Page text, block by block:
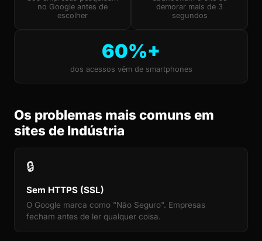
no Google antes de
escolher
demorar mais de 3
segundos
60%+
dos acessos vêm de smartphones
Os problemas mais comuns em
sites de Indústria
🔒
Sem HTTPS (SSL)
O Google marca como "Não Seguro". Empresas
fecham antes de ler qualquer coisa.